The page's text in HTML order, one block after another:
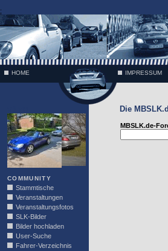
;
HOME IMPRESSUM
COMMUNITY
Stammtische
Veranstaltungen
Veranstaltungsfotos
SLK-Bilder
Bilder hochladen
User-Suche
Fahrer-Verzeichnis
Die
MBSLK.de-